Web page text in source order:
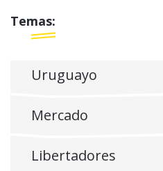
Temas:
Uruguayo
Mercado
Libertadores